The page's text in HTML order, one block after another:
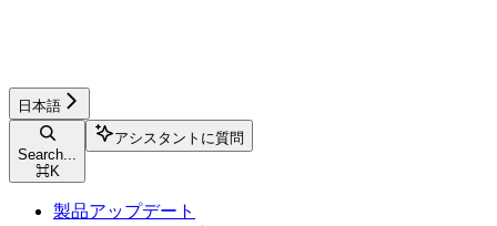
日本語
Search...
⌘K
アシスタントに質問
製品アップデート